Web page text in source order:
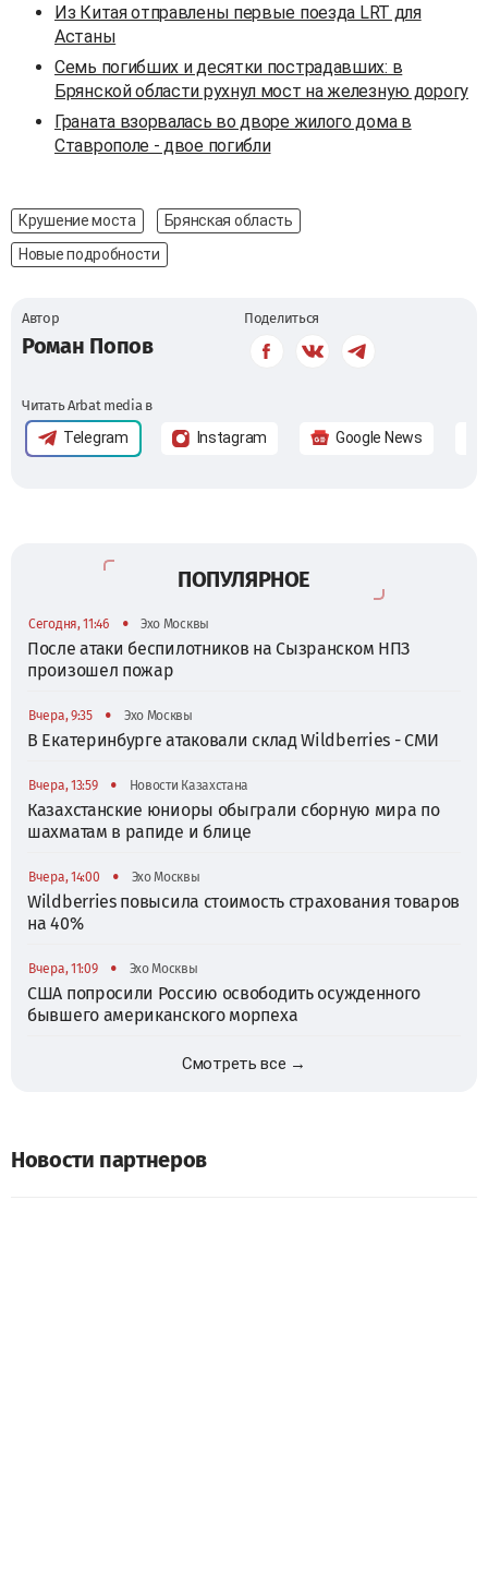
Из Китая отправлены первые поезда LRT для
Астаны
Семь погибших и десятки пострадавших: в
Брянской области рухнул мост на железную дорогу
Граната взорвалась во дворе жилого дома в
Ставрополе - двое погибли
Крушение моста
Брянская область
Новые подробности
Автор
Роман Попов
Поделиться
Читать Arbat media в
Telegram Instagram Google News
ПОПУЛЯРНОЕ
Сегодня, 11:46 • Эхо Москвы
После атаки беспилотников на Сызранском НПЗ
произошел пожар
Вчера, 9:35 • Эхо Москвы
В Екатеринбурге атаковали склад Wildberries - СМИ
Вчера, 13:59 • Новости Казахстана
Казахстанские юниоры обыграли сборную мира по
шахматам в рапиде и блице
Вчера, 14:00 • Эхо Москвы
Wildberries повысила стоимость страхования товаров
на 40%
Вчера, 11:09 • Эхо Москвы
США попросили Россию освободить осужденного
бывшего американского морпеха
Смотреть все →
Новости партнеров